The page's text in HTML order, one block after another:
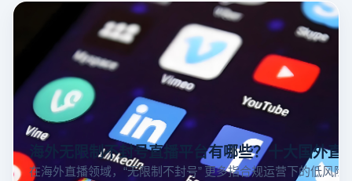
海外无限制不封号直播平台有哪些？十大国外直
在海外直播领域，“无限制不封号” 更多指合规运营下的低风